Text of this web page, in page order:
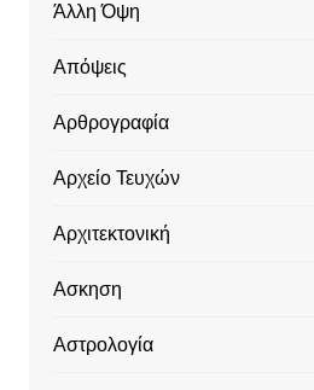
Άλλη Όψη
Απόψεις
Αρθρογραφία
Αρχείο Τευχών
Αρχιτεκτονική
Ασκηση
Αστρολογία